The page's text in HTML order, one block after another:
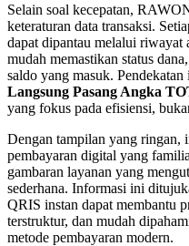
Selain soal kecepatan,
keteraturan data transaksi.
dapat dipantau melalui riwayat
mudah memastikan status
saldo yang masuk. Pendekatan
Langsung Pasang Angka
yang fokus pada efisiensi,
Dengan tampilan yang ringan,
pembayaran digital yang
gambaran layanan yang
sederhana. Informasi ini
QRIS instan dapat membantu
terstruktur, dan mudah
metode pembayaran modern.